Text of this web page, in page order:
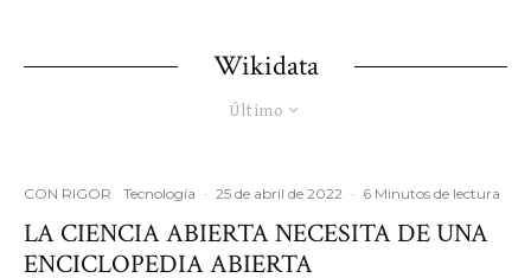
Wikidata
Último
CON RIGOR Tecnología · 25 de abril de 2022 · 6 Minutos de lectura
LA CIENCIA ABIERTA NECESITA DE UNA
ENCICLOPEDIA ABIERTA